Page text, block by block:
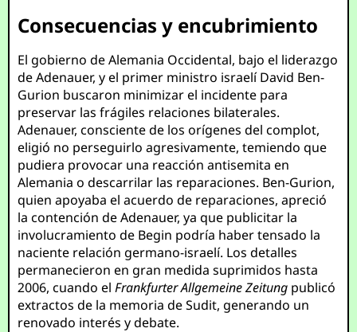
Consecuencias y encubrimiento
El gobierno de Alemania Occidental, bajo el liderazgo
de Adenauer, y el primer ministro israelí David Ben-
Gurion buscaron minimizar el incidente para
preservar las frágiles relaciones bilaterales.
Adenauer, consciente de los orígenes del complot,
eligió no perseguirlo agresivamente, temiendo que
pudiera provocar una reacción antisemita en
Alemania o descarrilar las reparaciones. Ben-Gurion,
quien apoyaba el acuerdo de reparaciones, apreció
la contención de Adenauer, ya que publicitar la
involucramiento de Begin podría haber tensado la
naciente relación germano-israelí. Los detalles
permanecieron en gran medida suprimidos hasta
2006, cuando elFrankfurter Allgemeine Zeitung publicó
extractos de la memoria de Sudit, generando un
renovado interés y debate.